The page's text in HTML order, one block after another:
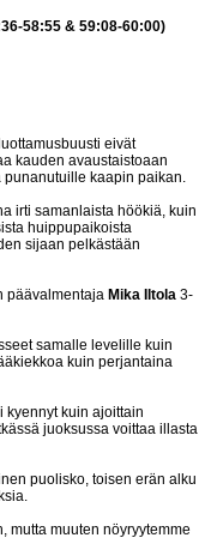
58:55 & 59:08-60:00)
eivät
kauden avaustaistoaan
punanutuille kaapin paikan.
irti samanlaista höökiä, kuin
huippupaikoista
sijaan pelkästään
päävalmentaja Mika Iltola 3-
samalle levelille kuin
kuin perjantaina
kuin ajoittain
juoksussa voittaa illasta
puolisko, toisen erän alku
mutta muuten nöyryytemme